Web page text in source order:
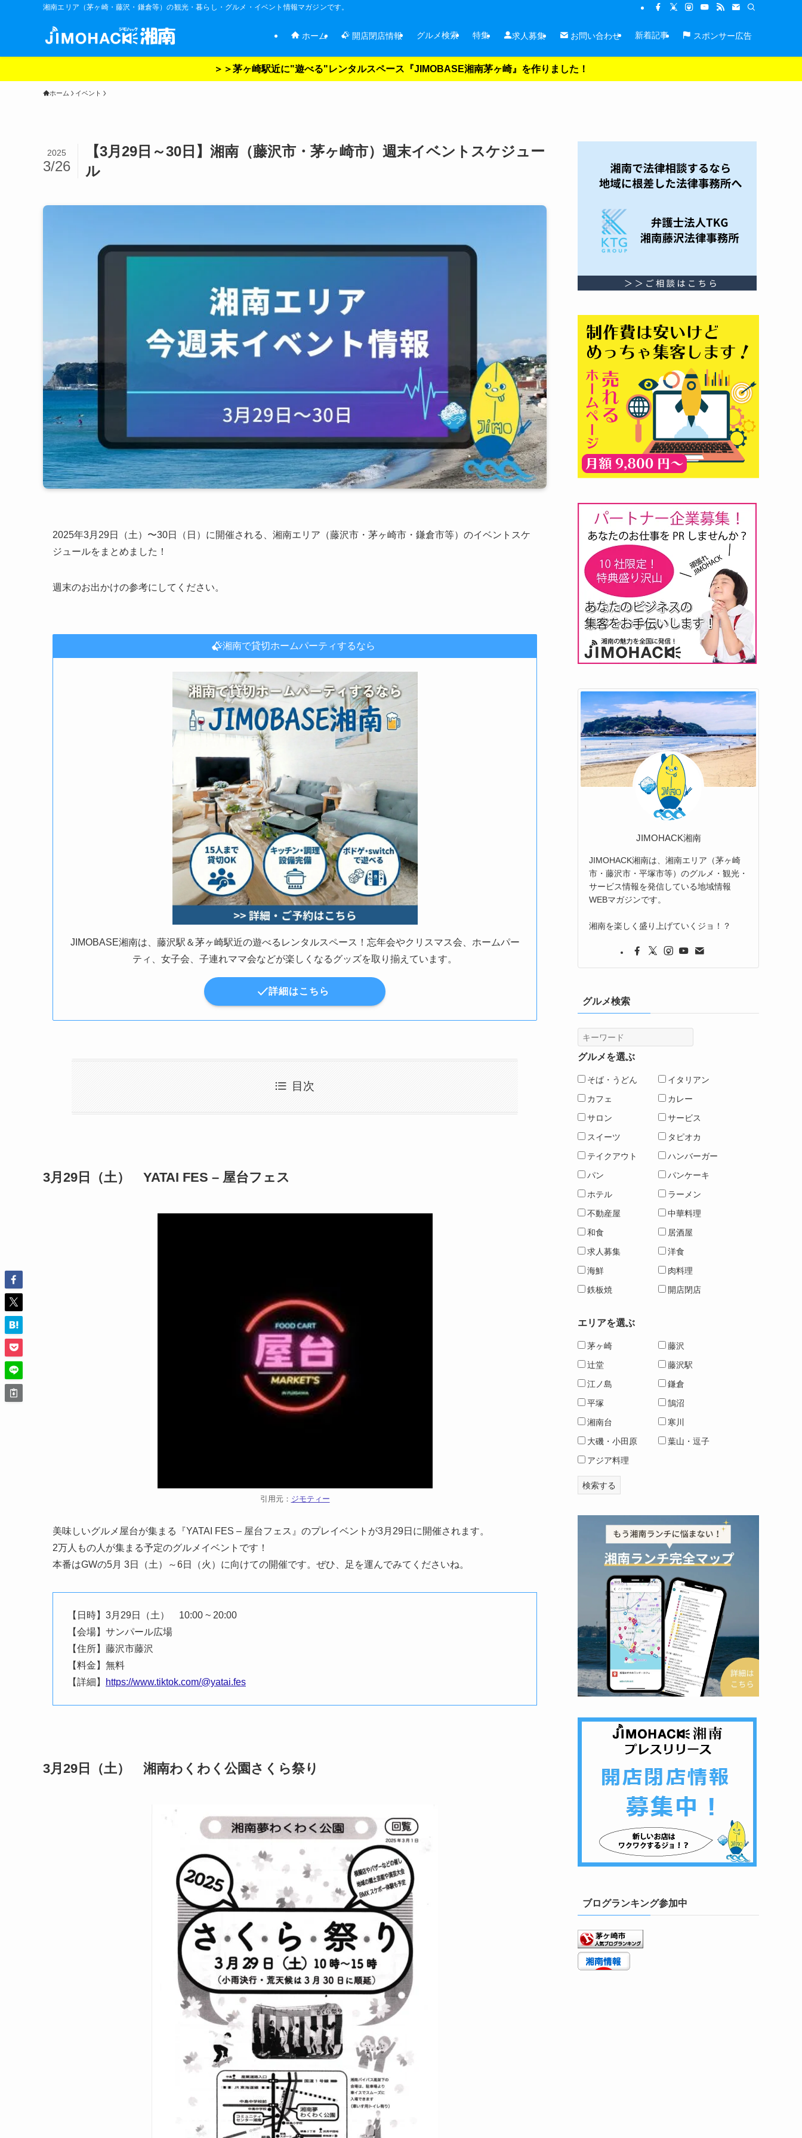
湘南エリア（茅ヶ崎・藤沢・鎌倉等）の観光・暮らし・グルメ・イベント情報マガジンです。
ホーム 開店閉店情報 グルメ検索 特集 求人募集 お問い合わせ 新着記事 スポンサー広告
＞＞茅ヶ崎駅近に"遊べる"レンタルスペース『JIMOBASE湘南茅ヶ崎』を作りました！
ホーム イベント
【3月29日～30日】湘南（藤沢市・茅ヶ崎市）週末イベントスケジュー
ル
2025
3/26
2025年3月29日（土）〜30日（日）に開催される、湘南エリア（藤沢市・茅ヶ崎市・鎌倉市等）のイベントスケ
ジュールをまとめました！
週末のお出かけの参考にしてください。
湘南で貸切ホームパーティするなら
JIMOBASE湘南は、藤沢駅＆茅ヶ崎駅近の遊べるレンタルスペース！忘年会やクリスマス会、ホームパー
ティ、女子会、子連れママ会などが楽しくなるグッズを取り揃えています。
詳細はこちら
目次
3月29日（土） YATAI FES – 屋台フェス
引用元： ジモティー
美味しいグルメ屋台が集まる『YATAI FES – 屋台フェス』のプレイベントが3月29日に開催されます。
2万人もの人が集まる予定のグルメイベントです！
本番はGWの5月 3日（土）～6日（火）に向けての開催です。ぜひ、足を運んでみてくださいね。
【日時】3月29日（土） 10:00 ~ 20:00
【会場】サンパール広場
【住所】藤沢市藤沢
【料金】無料
【詳細】
https://www.tiktok.com/@yatai.fes
3月29日（土） 湘南わくわく公園さくら祭り
JIMOHACK湘南
JIMOHACK湘南は、湘南エリア（茅ヶ崎
市・藤沢市・平塚市等）のグルメ・観光・
サービス情報を発信している地域情報
WEBマガジンです。
湘南を楽しく盛り上げていくジョ！？
グルメ検索
グルメを選ぶ
そば・うどん
イタリアン
カフェ
カレー
サロン
サービス
スイーツ
タピオカ
テイクアウト
ハンバーガー
パン
パンケーキ
ホテル
ラーメン
不動産屋
中華料理
和食
居酒屋
求人募集
洋食
海鮮
肉料理
鉄板焼
開店閉店
エリアを選ぶ
茅ヶ崎
藤沢
辻堂
藤沢駅
江ノ島
鎌倉
平塚
鵠沼
湘南台
寒川
大磯・小田原
葉山・逗子
アジア料理
ブログランキング参加中